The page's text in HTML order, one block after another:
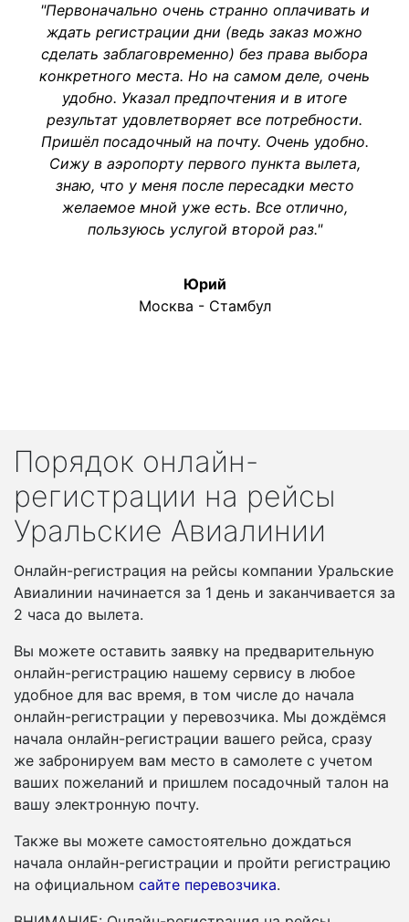
"Первоначально очень странно оплачивать и
ждать регистрации дни (ведь заказ можно
сделать заблаговременно) без права выбора
конкретного места. Но на самом деле, очень
удобно. Указал предпочтения и в итоге
результат удовлетворяет все потребности.
Пришёл посадочный на почту. Очень удобно.
Сижу в аэропорту первого пункта вылета,
знаю, что у меня после пересадки место
желаемое мной уже есть. Все отлично,
пользуюсь услугой второй раз."
Юрий
Москва - Стамбул
Порядок онлайн-
регистрации на рейсы
Уральские Авиалинии
Онлайн-регистрация на рейсы компании Уральские
Авиалинии начинается за 1 день и заканчивается за
2 часа до вылета.
Вы можете оставить заявку на предварительную
онлайн-регистрацию нашему сервису в любое
удобное для вас время, в том числе до начала
онлайн-регистрации у перевозчика. Мы дождёмся
начала онлайн-регистрации вашего рейса, сразу
же забронируем вам место в самолете с учетом
ваших пожеланий и пришлем посадочный талон на
вашу электронную почту.
Также вы можете самостоятельно дождаться
начала онлайн-регистрации и пройти регистрацию
на официальном сайте перевозчика.